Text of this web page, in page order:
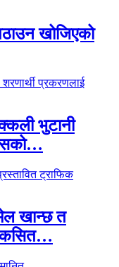
खोजिएको
भुटानी
खान्छ त